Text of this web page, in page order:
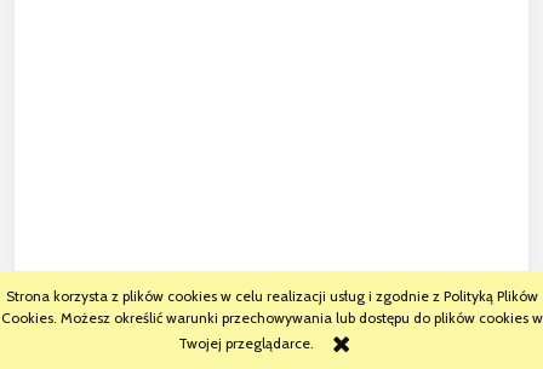
Strona korzysta z plików cookies w celu realizacji usług i zgodnie z Polityką Plików
Cookies. Możesz określić warunki przechowywania lub dostępu do plików cookies w
Twojej przeglądarce.